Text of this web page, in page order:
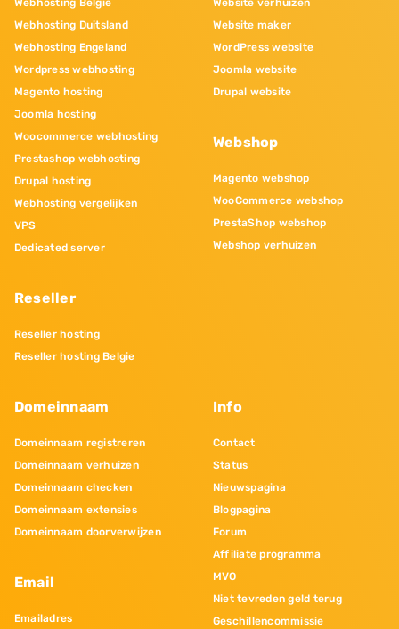
Webhosting Duitsland
Webhosting Engeland
Wordpress webhosting
Magento hosting
Joomla hosting
Woocommerce webhosting
Prestashop webhosting
Drupal hosting
Webhosting vergelijken
VPS
Dedicated server
Reseller
Reseller hosting
Reseller hosting Belgie
Website maker
WordPress website
Joomla website
Drupal website
Webshop
Magento webshop
WooCommerce webshop
PrestaShop webshop
Webshop verhuizen
Domeinnaam
Domeinnaam registreren
Domeinnaam verhuizen
Domeinnaam checken
Domeinnaam extensies
Domeinnaam doorverwijzen
Email
Emailadres
Info
Contact
Status
Nieuwspagina
Blogpagina
Forum
Affiliate programma
MVO
Niet tevreden geld terug
Geschillencommissie